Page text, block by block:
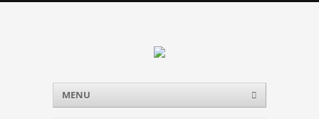
Menu
Skip to content
MENU